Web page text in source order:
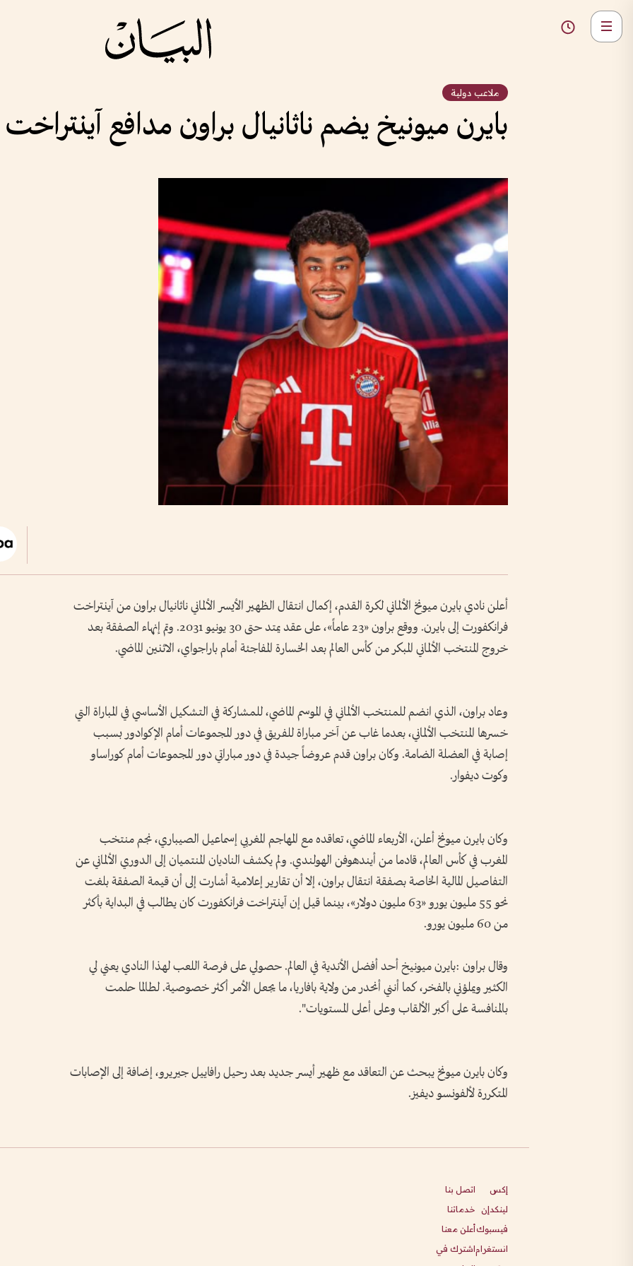
ملاعب دولية
بايرن ميونيخ يضم ناثانيال براون مدافع
أعلن نادي بايرن ميونخ الألماني لكرة القدم، إكمال انتقال الظهير الأيسر الألماني ناثانيال براون من آينتراخت
فرانكفورت إلى بايرن. ووقع براون «23 عاماً»، على عقد يمتد حتى 30 يونيو 2031. وتم إنهاء الصفقة بعد
خروج المنتخب الألماني المبكر من كأس العالم بعد الخسارة المفاجئة أمام باراجواي، الاثنين الماضي.
وعاد براون، الذي انضم للمنتخب الألماني في الموسم الماضي، للمشاركة في التشكيل الأساسي في المباراة التي
خسرها المنتخب الألماني، بعدما غاب عن آخر مباراة للفريق في دور المجموعات أمام الإكوادور بسبب
إصابة في العضلة الضامة. وكان براون قدم عروضاً جيدة في دور مباراتي دور المجموعات أمام كوراساو
وكوت ديفوار.
وكان بايرن ميونخ أعلن، الأربعاء الماضي، تعاقده مع المهاجم المغربي إسماعيل الصيباري، نجم منتخب
المغرب في كأس العالم، قادما من أيندهوفن الهولندي. ولم يكشف الناديان المنتميان إلى الدوري الألماني عن
التفاصيل المالية الخاصة بصفقة انتقال براون، إلا أن تقارير إعلامية أشارت إلى أن قيمة الصفقة بلغت
نحو 55 مليون يورو «63 مليون دولار»، بينما قيل إن آينتراخت فرانكفورت كان يطالب في البداية بأكثر
من 60 مليون يورو.
وقال براون :بايرن ميونيخ أحد أفضل الأندية في العالم. حصولي على فرصة اللعب لهذا النادي يعني لي
الكثير ويملؤني بالفخر، كما أنني أنحدر من ولاية بافاريا، ما يجعل الأمر أكثر خصوصية. لطالما حلمت
بالمنافسة على أكبر الألقاب وعلى أعلى المستويات".
وكان بايرن ميونخ يبحث عن التعاقد مع ظهير أيسر جديد بعد رحيل رافاييل جيريرو، إضافة إلى الإصابات
المتكررة لألفونسو ديفيز.
إكس
لينكدإن
فيسبوك
انستغرام
اتصل بنا
خدماتنا
أعلن معنا
اشترك في